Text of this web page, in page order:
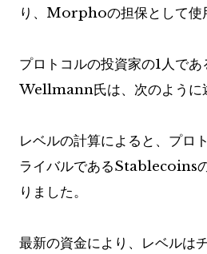
り、Morphoの担保として使
プロトコルの投資家の1人で
Wellmann氏は、次のように
レベルの計算によると、プロ
ライバルであるStablecoins
りました。
最新の資金により、レベルは